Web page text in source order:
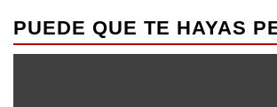
PUEDE QUE TE HAYAS